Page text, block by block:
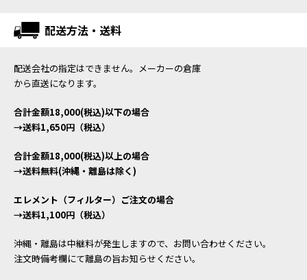
配送方法・送料
配送会社の指定はできません。メーカーの倉庫
から直送になります。
合計金額18,000(税込)以下の場合
→送料1,650円（税込）
合計金額18,000(税込)以上の場合
→送料無料(沖縄・離島は除く)
エレメント（フィルター）ご注文の場合
→送料1,100円（税込）
沖縄・離島は中継料が発生しますので、お問い合わせください。
注文時備考欄にて離島の旨お知らせください。